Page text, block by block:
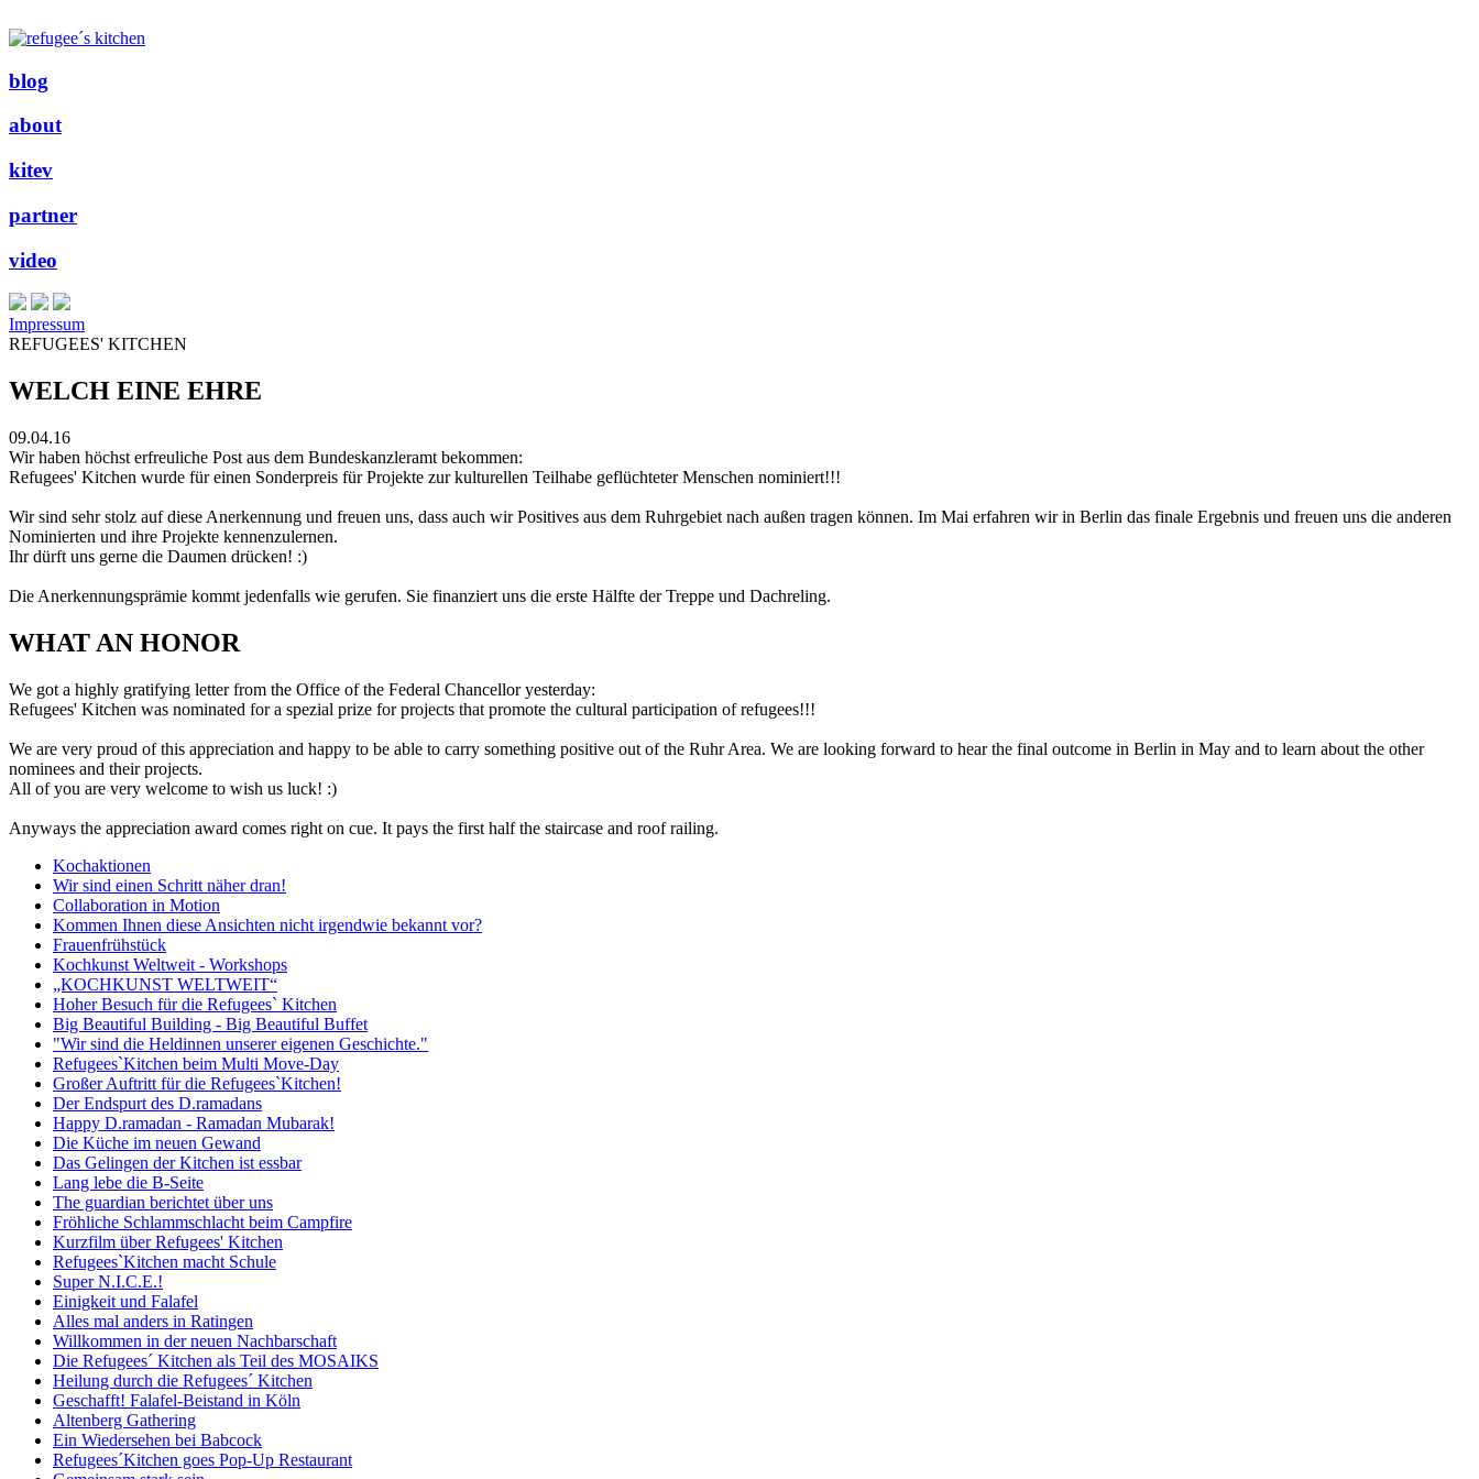
blog
about
kitev
partner
video
Impressum
REFUGEES' KITCHEN
WELCH EINE EHRE
09.04.16
Wir haben höchst erfreuliche Post aus dem Bundeskanzleramt bekommen:
Refugees' Kitchen wurde für einen Sonderpreis für Projekte zur kulturellen Teilhabe geflüchteter Menschen nominiert!!!
Wir sind sehr stolz auf diese Anerkennung und freuen uns, dass auch wir Positives aus dem Ruhrgebiet nach außen tragen können. Im Mai erfahren wir in Berlin das finale Ergebnis und freuen uns die anderen
Nominierten und ihre Projekte kennenzulernen.
Ihr dürft uns gerne die Daumen drücken! :)
Die Anerkennungsprämie kommt jedenfalls wie gerufen. Sie finanziert uns die erste Hälfte der Treppe und Dachreling.
WHAT AN HONOR
We got a highly gratifying letter from the Office of the Federal Chancellor yesterday:
Refugees' Kitchen was nominated for a spezial prize for projects that promote the cultural participation of refugees!!!
We are very proud of this appreciation and happy to be able to carry something positive out of the Ruhr Area. We are looking forward to hear the final outcome in Berlin in May and to learn about the other
nominees and their projects.
All of you are very welcome to wish us luck! :)
Anyways the appreciation award comes right on cue. It pays the first half the staircase and roof railing.
Kochaktionen
Wir sind einen Schritt näher dran!
Collaboration in Motion
Kommen Ihnen diese Ansichten nicht irgendwie bekannt vor?
Frauenfrühstück
Kochkunst Weltweit - Workshops
„KOCHKUNST WELTWEIT“
Hoher Besuch für die Refugees` Kitchen
Big Beautiful Building - Big Beautiful Buffet
"Wir sind die Heldinnen unserer eigenen Geschichte."
Refugees`Kitchen beim Multi Move-Day
Großer Auftritt für die Refugees`Kitchen!
Der Endspurt des D.ramadans
Happy D.ramadan - Ramadan Mubarak!
Die Küche im neuen Gewand
Das Gelingen der Kitchen ist essbar
Lang lebe die B-Seite
The guardian berichtet über uns
Fröhliche Schlammschlacht beim Campfire
Kurzfilm über Refugees' Kitchen
Refugees`Kitchen macht Schule
Super N.I.C.E.!
Einigkeit und Falafel
Alles mal anders in Ratingen
Willkommen in der neuen Nachbarschaft
Die Refugees´ Kitchen als Teil des MOSAIKS
Heilung durch die Refugees´ Kitchen
Geschafft! Falafel-Beistand in Köln
Altenberg Gathering
Ein Wiedersehen bei Babcock
Refugees´Kitchen goes Pop-Up Restaurant